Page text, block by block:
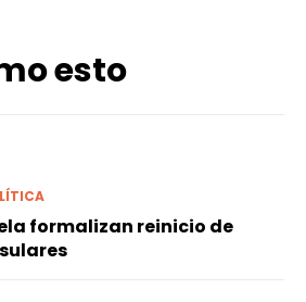
esto
formalizan reinicio de